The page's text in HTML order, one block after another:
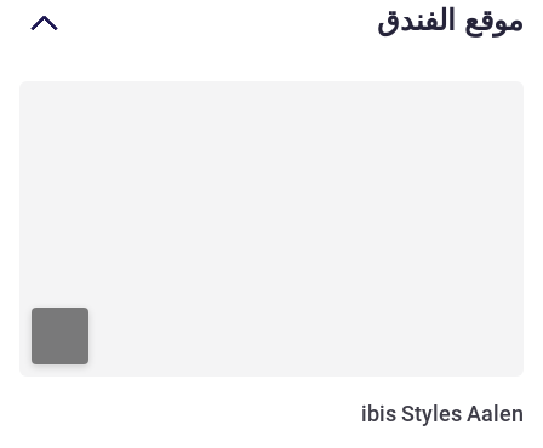
موقع الفندق
ibis Styles Aalen